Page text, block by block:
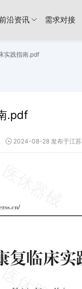
沿资讯 需求对接
实践指南.pdf
.pdf
2024-08-28 发布于江苏